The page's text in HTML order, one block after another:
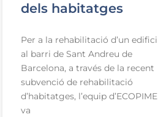
dels habitatges
Per a la rehabilitació d’un edifici
al barri de Sant Andreu de
Barcelona, a través de la recent
subvenció de rehabilitació
d’habitatges, l’equip d’ECOPIME
va